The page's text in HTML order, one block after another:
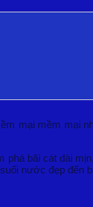
mại mềm mại
bãi cát dài
nước đẹp đến